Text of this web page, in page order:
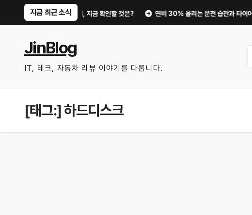
지금 최근 소식
부터 디지털 키까지, 지금 확인할 것은? 연비 30% 올리는 운전 습관과 타이어 공기압
JinBlog
IT, 테크, 자동차 리뷰 이야기를 다룹니다.
[태그:]하드디스크